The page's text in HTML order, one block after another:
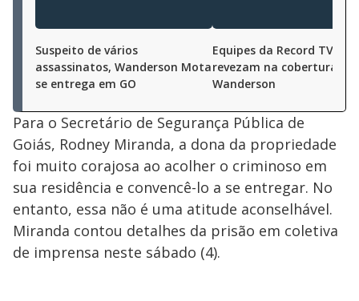
Suspeito de vários
assassinatos, Wanderson Mota
se entrega em GO
Equipes da Record TV
revezam na cobertura do
Wanderson
Para o Secretário de Segurança Pública de
Goiás, Rodney Miranda, a dona da propriedade
foi muito corajosa ao acolher o criminoso em
sua residência e convencê-lo a se entregar. No
entanto, essa não é uma atitude aconselhável.
Miranda contou detalhes da prisão em coletiva
de imprensa neste sábado (4).